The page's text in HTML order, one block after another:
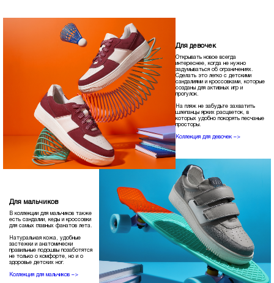
Для девочек
Открывать новое всегда
интереснее, когда не нужно
задумываться об ограничениях.
Сделать это легко с детскими
сандалиями и кроссовками, которые
созданы для активных игр и
прогулок.
На пляж не забудьте захватить
шлепанцы ярких расцветок, в
которых удобно покорять песчаные
просторы.
Коллекция для девочек –>
Для мальчиков
В коллекции для мальчиков также
есть сандалии, кеды и кроссовки
для самых главных фанатов лета.
Натуральная кожа, удобные
застежки и анатомически
правильные подошвы позаботятся
не только о комфорте, но и о
здоровье детских ног.
Коллекция для мальчиков –>